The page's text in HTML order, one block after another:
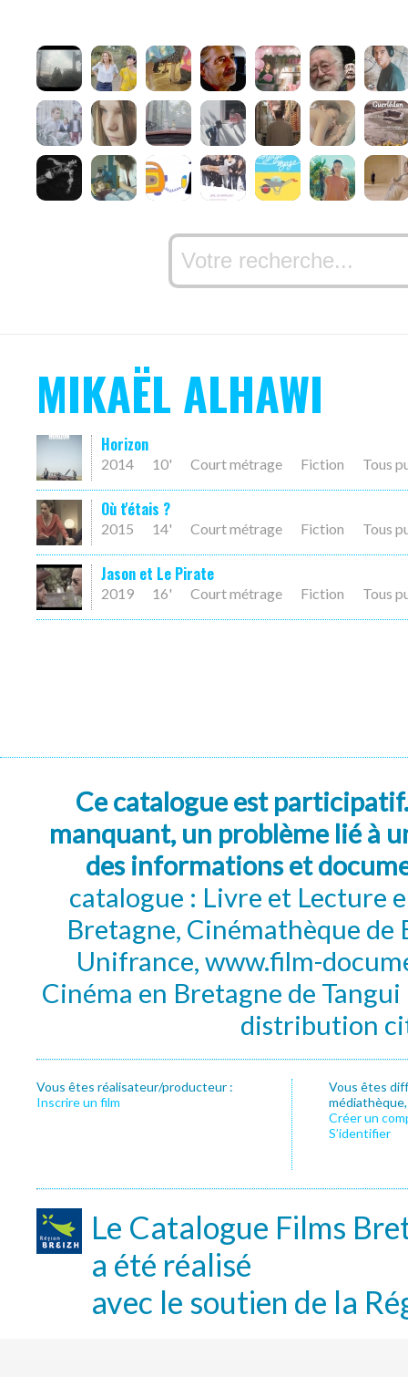
MIKAËL ALHAWI
Horizon
2014 10' Court métrage Fiction Tous
Où t'étais ?
2015 14' Court métrage Fiction Tous
Jason et Le Pirate
2019 16' Court métrage Fiction Tous
Ce catalogue est
manquant, un problème lié à
des informations et
catalogue : Livre et Lecture
Bretagne, Cinémathèque de
Unifrance, www.film-
Cinéma en Bretagne de
distribution
Vous êtes réalisateur/producteur :
Inscrire un film
Vous êtes
Créer un
S’identifier
Le Catalogue Films
a été réalisé
avec le soutien de la